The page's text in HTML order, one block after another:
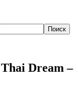
Dream –